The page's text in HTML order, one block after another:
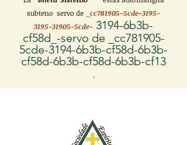
subteno servo de
_cc781905-5cde-3195-
3195-31905-5cde- 3194-6b3b-
cf58d_-servo de _cc781905-
5cde-3194-6b3b-cf58d-6b3b-
cf58d-6b3b-cf58d-6b3b-cf13
.